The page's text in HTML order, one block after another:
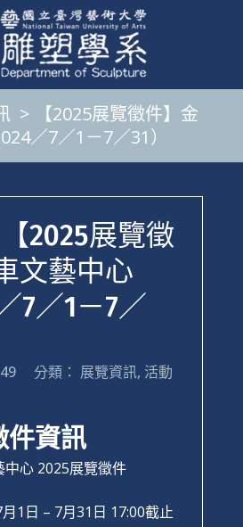
>
【2025展覽徵件】金
／7／1－7／31）
【2025展覽徵
文藝中心
7／1－7／
分類： 展覽資訊, 活動
件資訊
心 2025展覽徵件
1日 – 7月31日 17:00截止